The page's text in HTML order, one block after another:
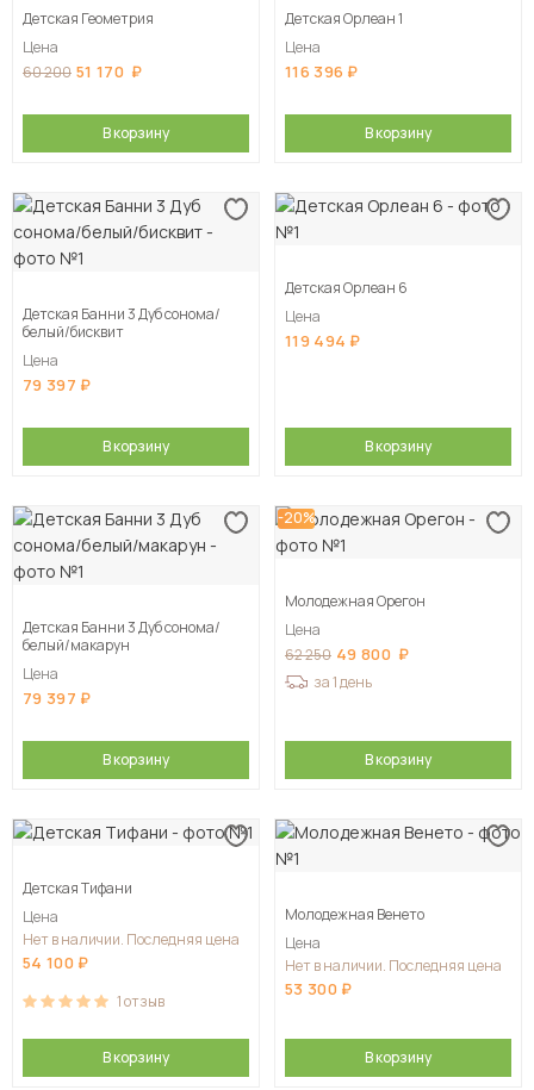
Детская Геометрия
Цена
60 200 51 170
В корзину
Детская Орлеан 1
Цена
116 396
В корзину
Детская Банни 3 Дуб сонома/
белый/бисквит
Цена
79 397
В корзину
Детская Орлеан 6
Цена
119 494
В корзину
Детская Банни 3 Дуб сонома/
белый/макарун
Цена
79 397
В корзину
-20%
Молодежная Орегон
Цена
62 250 49 800
за 1 день
В корзину
Детская Тифани
Цена
Нет в наличии. Последняя цена
54 100
1отзыв
В корзину
Молодежная Венето
Цена
Нет в наличии. Последняя цена
53 300
В корзину